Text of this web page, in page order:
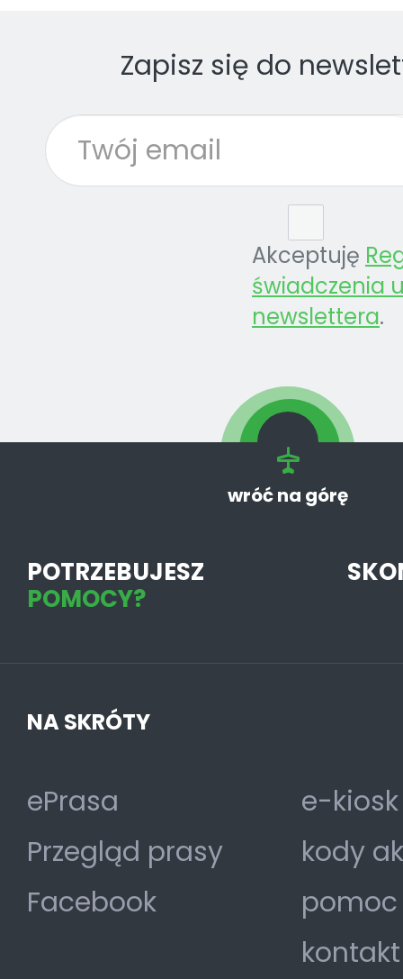
Zapisz się do
Akceptuję
świadczenia
newslettera.
wróć na górę
POTRZEBUJESZ
POMOCY?
NA SKRÓTY
ePrasa
Przegląd prasy
Facebook
e-
kody
pomoc
kontakt